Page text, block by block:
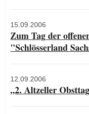
15.09.2006
Zum Tag der
"Schlösserland
12.09.2006
„2. Altzeller